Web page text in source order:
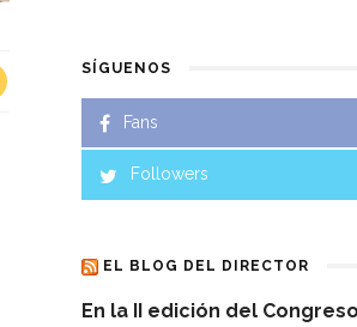
SÍGUENOS
Fans
Followers
EL BLOG DEL DIRECTOR
En la II edición del